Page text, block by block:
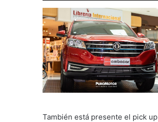
También está presente el pick up